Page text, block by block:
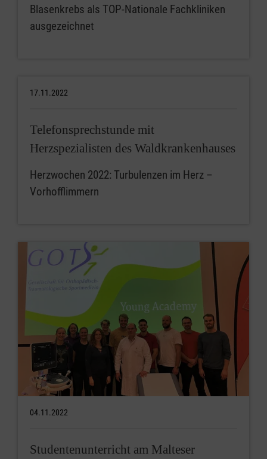
Blasenkrebs als TOP-Nationale Fachkliniken
ausgezeichnet
17.11.2022
Telefonsprechstunde mit
Herzspezialisten des Waldkrankenhauses
Herzwochen 2022: Turbulenzen im Herz –
Vorhofflimmern
04.11.2022
Studentenunterricht am Malteser